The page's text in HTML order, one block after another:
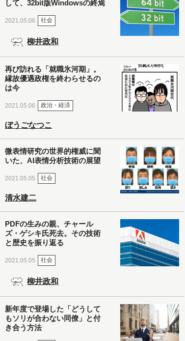
して、32bit版Windowsの終焉
2021.05.06 社会
柳井政和
再び訪れる「就職氷河期」。
縁故優遇政権を終わらせるの
は今
2021.05.06 政治・経済
ぼうごなつこ
微表情研究の世界的権威に聞
いた、AI表情分析技術の展望
2021.05.05 社会
清水建二
PDFの生みの親、チャール
ズ・ゲシキ氏死去。その技術
と歴史を振り返る
2021.05.05 社会
柳井政和
新年度で登場した「どうして
もソリが合わない同僚」と付
き合う方法